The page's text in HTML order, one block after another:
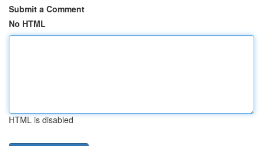
Submit a Comment
No HTML
HTML is disabled